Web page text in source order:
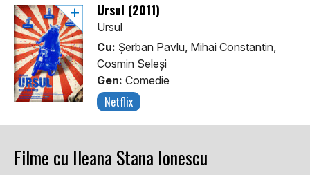
Ursul (2011)
Ursul
Cu: Șerban Pavlu, Mihai Constantin,
Cosmin Seleși
Gen: Comedie
Netflix
Filme cu Ileana Stana Ionescu